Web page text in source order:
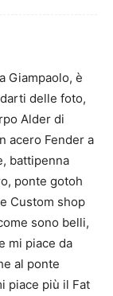
Giampaolo, è
delle foto,
Alder di
acero Fender a
battipenna
ponte gotoh
Custom shop
sono belli,
mi piace da
al ponte
piace più il Fat